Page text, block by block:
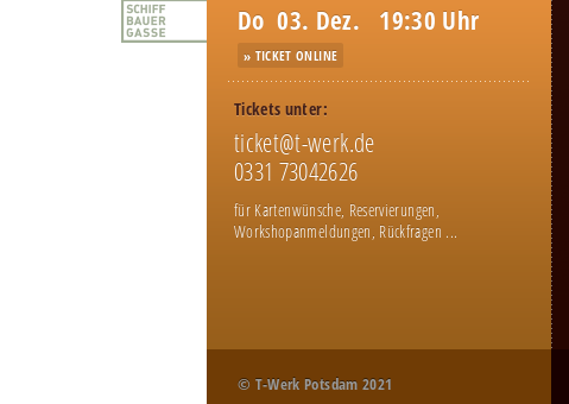
Do 03. Dez. 19:30 Uhr
» TICKET ONLINE
Tickets unter:
ticket@t-werk.de
0331 73042626
für Kartenwünsche, Reservierungen,
Workshopanmeldungen, Rückfragen ...
© T-Werk Potsdam 2021